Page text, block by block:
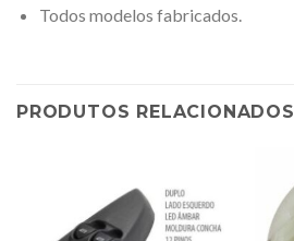
Todos modelos fabricados.
PRODUTOS RELACIONADOS